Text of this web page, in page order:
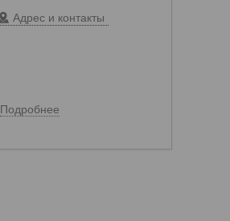
Адрес и контакты
Подробнее